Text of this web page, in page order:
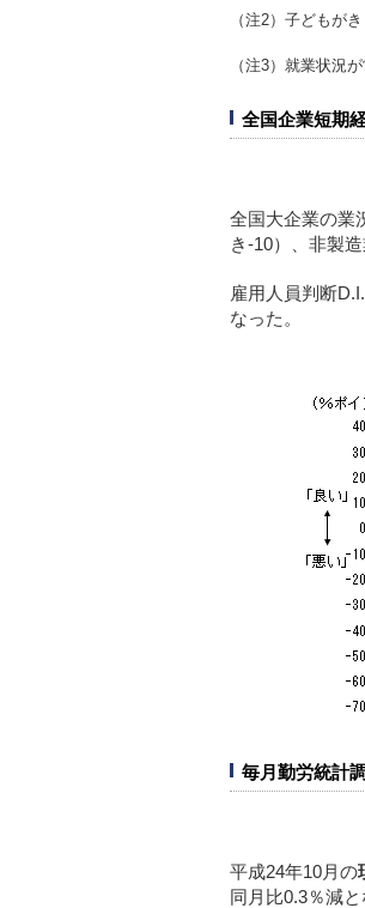
（注2）子どもが
（注3）就業状況
全国企業短期
全国大企業の業
き-10）、非製
雇用人員判断
なった。
毎月勤労統計
平成24年10月の
同月比0.3％減と